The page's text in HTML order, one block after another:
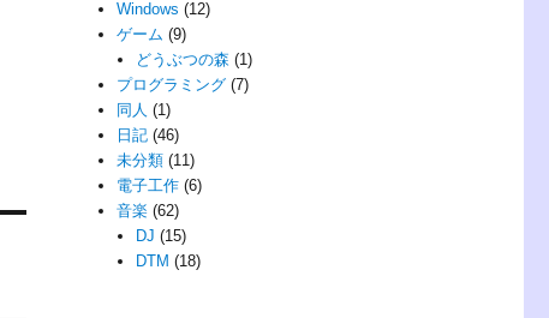
Windows (12)
ゲーム (9)
どうぶつの森 (1)
プログラミング (7)
同人 (1)
日記 (46)
未分類 (11)
電子工作 (6)
音楽 (62)
DJ (15)
DTM (18)